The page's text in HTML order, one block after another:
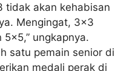
tidak akan kehabisan
Mengingat, 3×3
ungkapnya.
satu pemain senior di
medali perak di